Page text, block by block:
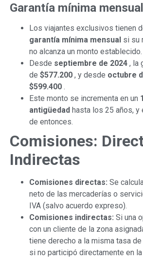
Garantía mínima
Los viajantes exclusivos tienen
garantía mínima mensual si su
no alcanza un monto establecido.
Desde septiembre de 2024 , la
de $577.200 , y desde octubre
$599.400 .
Este monto se incrementa en un
antigüedad hasta los 25 años, y
de entonces.
Comisiones:
Indirectas
Comisiones directas: Se
neto de las mercaderías o
IVA (salvo acuerdo expreso).
Comisiones indirectas: Si una
con un cliente de la zona
tiene derecho a la misma tasa
si no participó directamente en